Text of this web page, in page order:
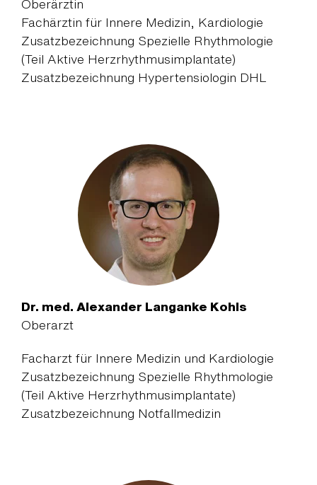
Oberärztin
Fachärztin für Innere Medizin, Kardiologie
Zusatzbezeichnung Spezielle Rhythmologie
(Teil Aktive Herzrhythmusimplantate)
Zusatzbezeichnung Hypertensiologin DHL
Dr. med. Alexander Langanke Kohls
Oberarzt
Facharzt für Innere Medizin und Kardiologie
Zusatzbezeichnung Spezielle Rhythmologie
(Teil Aktive Herzrhythmusimplantate)
Zusatzbezeichnung Notfallmedizin